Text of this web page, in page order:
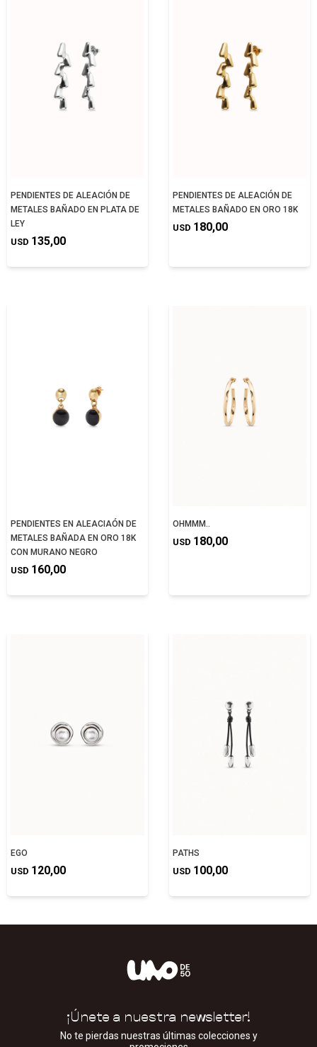
PENDIENTES DE ALEACIÓN DE
METALES BAÑADO EN PLATA DE
LEY
USD 135,00
PENDIENTES DE ALEACIÓN DE
METALES BAÑADO EN ORO 18K
USD 180,00
PENDIENTES EN ALEACIAÓN DE
METALES BAÑADA EN ORO 18K
CON MURANO NEGRO
USD 160,00
OHMMM..
USD 180,00
EGO
USD 120,00
PATHS
USD 100,00
¡Únete a nuestra newsletter!
No te pierdas nuestras últimas colecciones y